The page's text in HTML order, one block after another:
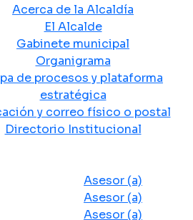
Acerca de la Alcaldía
El Alcalde
Gabinete municipal
Organigrama
de procesos y plataforma
estratégica
y correo físico o postal
Directorio Institucional
Asesor (a)
Asesor (a)
Asesor (a)